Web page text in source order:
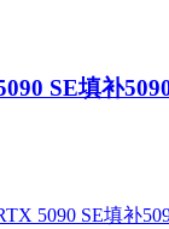
SE填补